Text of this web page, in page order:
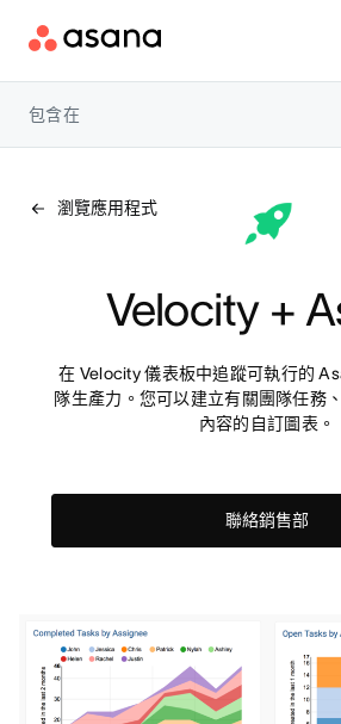
包含在
瀏覽應用程式
Velocity +
在 Velocity 儀表板中追蹤可執行的
隊生產力。您可以建立有關團隊任務
內容的自訂圖表。
聯絡銷售部